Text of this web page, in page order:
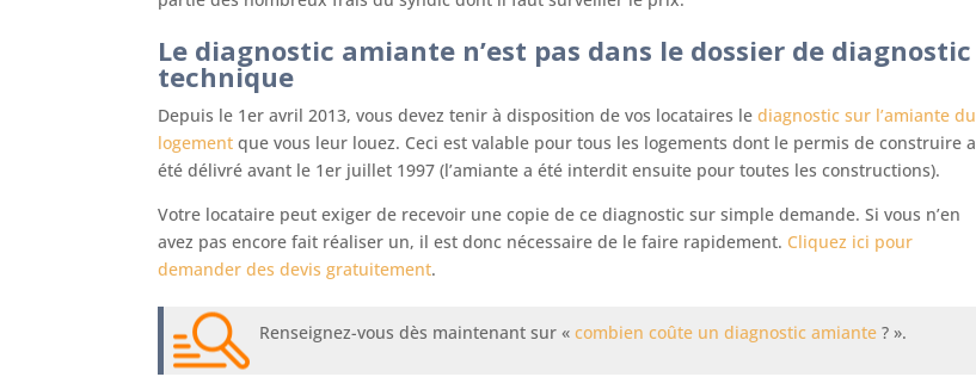
Le diagnostic amiante n’est pas dans le dossier de diagnostic
technique
Depuis le 1er avril 2013, vous devez tenir à disposition de vos locataires le diagnostic sur l’amiante du
logement que vous leur louez. Ceci est valable pour tous les logements dont le permis de construire a
été délivré avant le 1er juillet 1997 (l’amiante a été interdit ensuite pour toutes les constructions).
Votre locataire peut exiger de recevoir une copie de ce diagnostic sur simple demande. Si vous n’en
avez pas encore fait réaliser un, il est donc nécessaire de le faire rapidement. Cliquez ici pour
demander des devis gratuitement.
Renseignez-vous dès maintenant sur « combien coûte un diagnostic amiante ? ».